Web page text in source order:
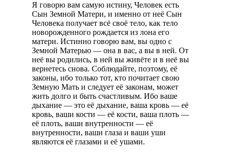
Я говорю вам самую истину, Человек есть
Сын Земной Матери, и именно от неё Сын
Человека получает всё своё тело, как тело
новорожденного рождается из лона его
матери. Истинно говорю вам, вы одно с
Земной Матерью — она в вас, а вы в ней. От
неё вы родились, в ней вы живёте и в неё вы
вернетесь снова. Соблюдайте, поэтому, её
законы, ибо только тот, кто почитает свою
Земную Мать и следует её законам, может
жить долго и быть счастливым. Ибо ваше
дыхание — это её дыхание, ваша кровь — её
кровь, ваши кости — её кости, ваша плоть —
её плоть, ваши внутренности — её
внутренности, ваши глаза и ваши уши
являются её глазами и её ушами.